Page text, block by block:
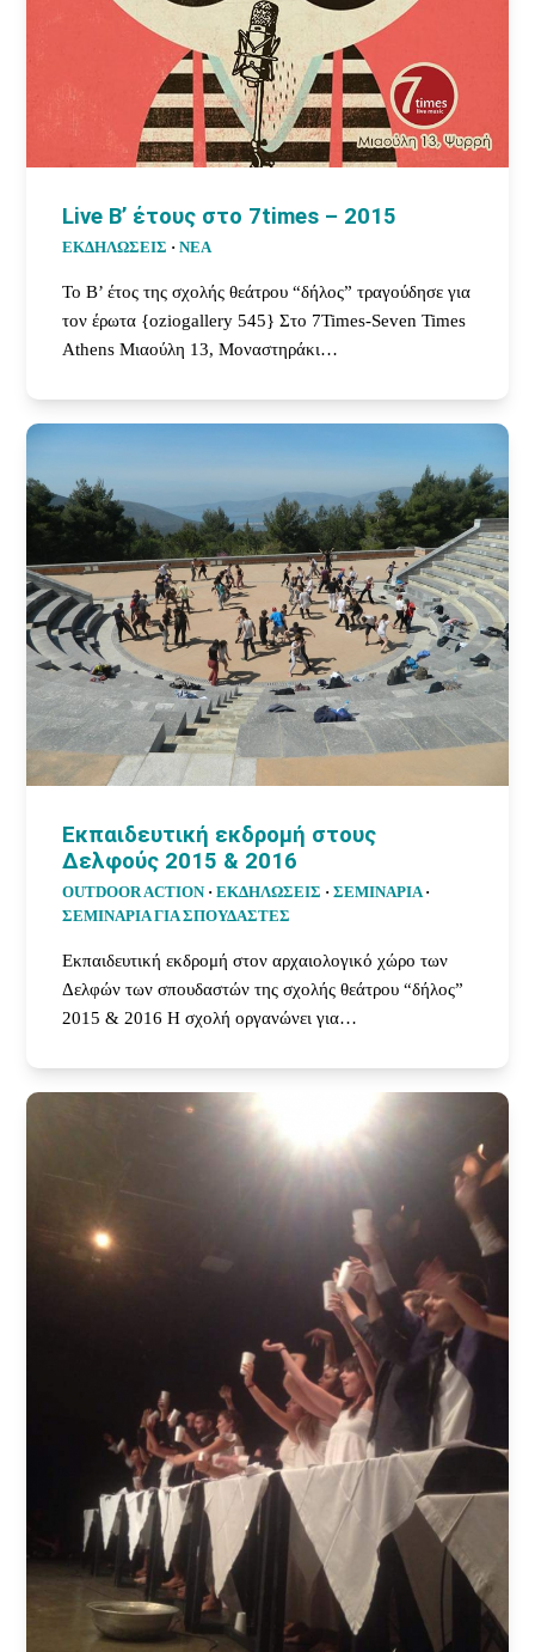
Live Β’ έτους στο 7times – 2015
ΕΚΔΗΛΩΣΕΙΣ ·ΝΕΑ
Το Β’ έτος της σχολής θεάτρου “δήλος” τραγούδησε για
τον έρωτα {oziogallery 545} Στο 7Times-Seven Times
Athens Μιαούλη 13, Μοναστηράκι…
Εκπαιδευτική εκδρομή στους
Δελφούς 2015 & 2016
OUTDOOR ACTION·ΕΚΔΗΛΩΣΕΙΣ ·ΣΕΜΙΝΑΡΙΑ·
ΣΕΜΙΝΆΡΙΑ ΓΙΑ ΣΠΟΥΔΑΣΤΈΣ
Εκπαιδευτική εκδρομή στον αρχαιολογικό χώρο των
Δελφών των σπουδαστών της σχολής θεάτρου “δήλος”
2015 & 2016 Η σχολή οργανώνει για…